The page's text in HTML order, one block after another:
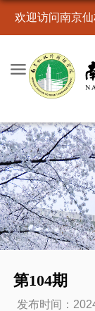
欢迎访问南京仙
第104期
发布时间：